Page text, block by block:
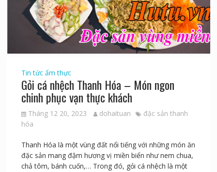
Tin tức ẩm thực
Gỏi cá nhệch Thanh Hóa – Món ngon
chinh phục vạn thực khách
Tháng 12 20, 2023 dohaituan
đặc sản thanh
hóa
Thanh Hóa là một vùng đất nổi tiếng với những món ăn
đặc sản mang đậm hương vị miền biển như nem chua,
chả tôm, bánh cuốn,… Trong đó, gỏi cá nhệch là một